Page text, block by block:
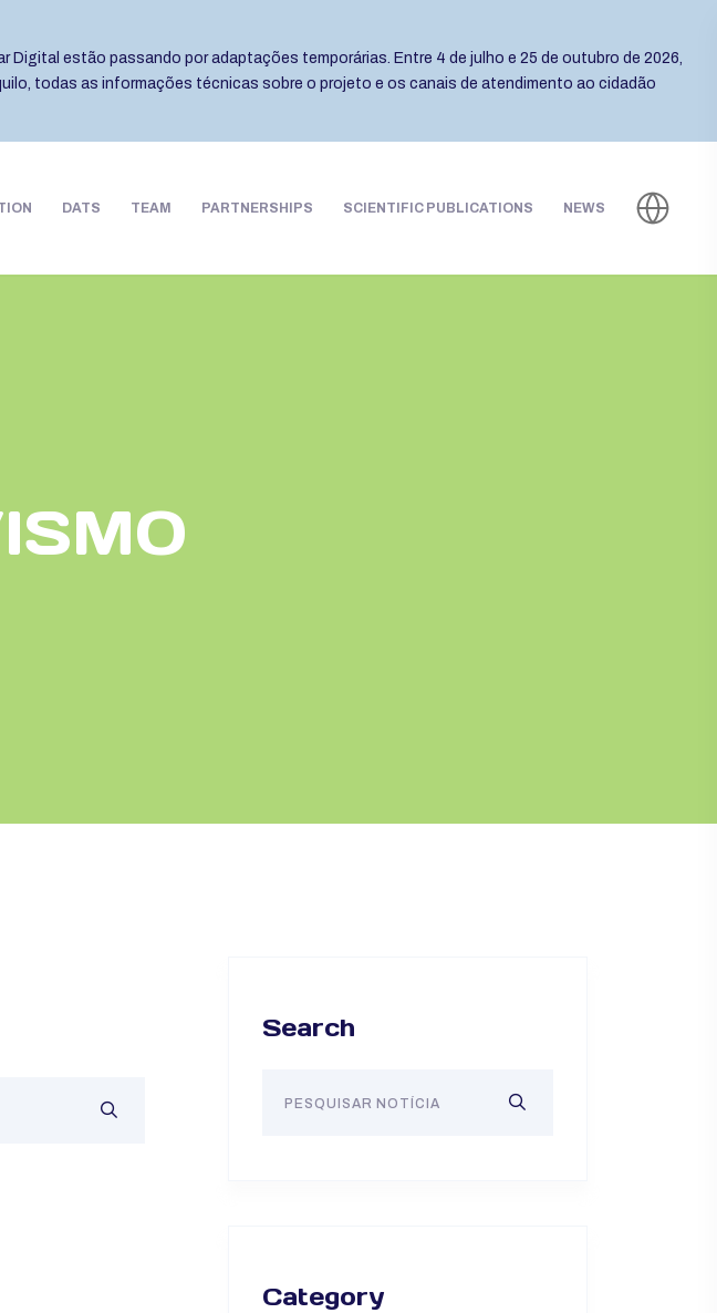
estão passando por adaptações temporárias. Entre 4 de julho e 25 de outubro de 2026,
todas as informações técnicas sobre o projeto e os canais de atendimento ao cidadão
DATS TEAM PARTNERSHIPS SCIENTIFIC PUBLICATIONS NEWS
Search
Category